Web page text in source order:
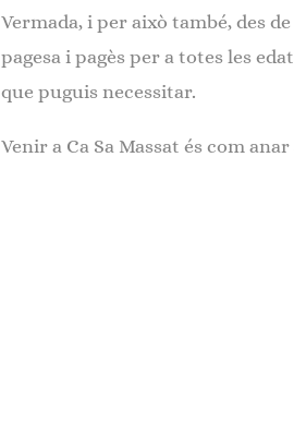
Vermada, i per això també, des
pagesa i pagès per a totes les
que puguis necessitar.
Venir a Ca Sa Massat és com anar